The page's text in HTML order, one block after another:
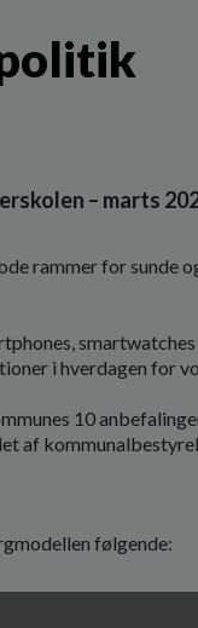
– marts
rammer for sunde
i hverdagen for
10
af
følgende: